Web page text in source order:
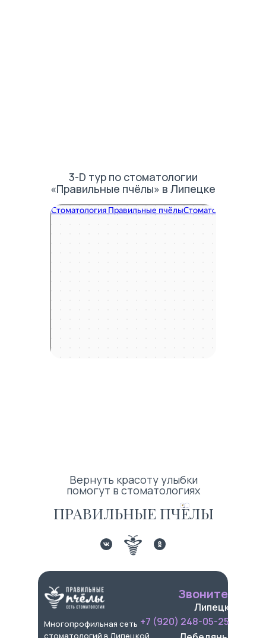
Правильные пчёлы
Стоматологическая клиника в Липецке
3-D тур по стоматологии
«Правильные пчёлы» в Липецке
Вернуть красоту улыбки
помогут в стоматологиях
ПРАВИЛЬНЫЕ ПЧЁЛЫ
Многопрофильная сеть
стоматологий в Липецкой
Липецк
+7 (920) 248-05-25
Звоните